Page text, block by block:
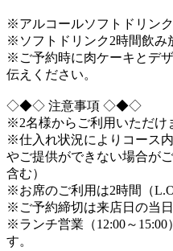
※アルコールソフトドリン
※ソフトドリンク2時間飲み
※ご予約時に肉ケーキとデ
伝えください。
◇◆◇ 注意事項 ◇◆◇
※2名様からご利用いただけ
※仕入れ状況によりコース
やご提供ができない場合が
含む）
※お席のご利用は2時間（
※ご予約締切は来店日の当日
※ランチ営業（12:00～
す。